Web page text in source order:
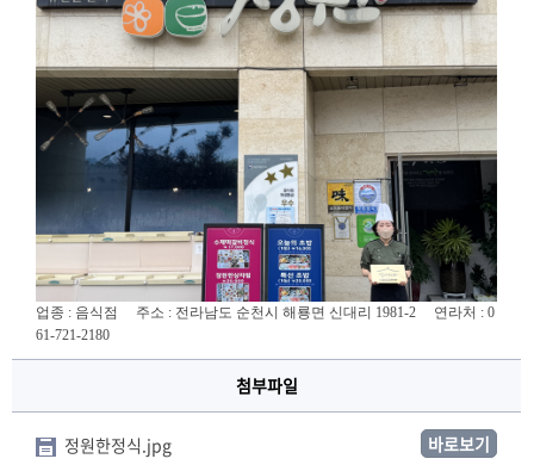
업종 : 음식점 주소 : 전라남도 순천시 해룡면 신대리 1981-2
연라처 : 0
61-721-2180
첨부파일
정원한정식.jpg 바로보기